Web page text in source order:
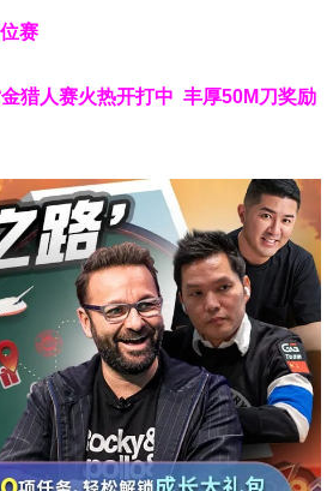
赛
猎人赛火热开打中 丰厚50M刀奖励